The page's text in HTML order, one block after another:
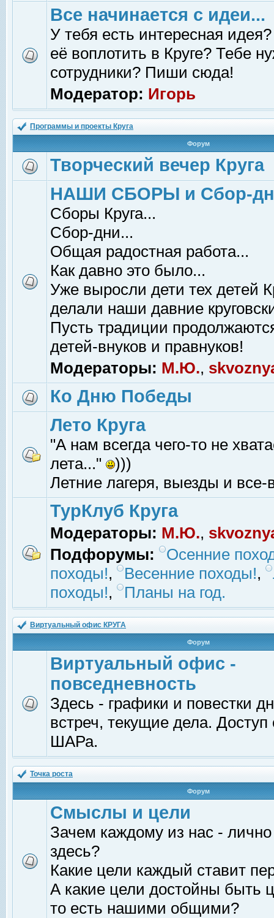
Все начинается с идеи...
У тебя есть интересная
её воплотить в Круге? Тебе
сотрудники? Пиши сюда!
Модератор: Игорь
Программы и проекты Круга
Форум
Творческий вечер Круга
НАШИ СБОРЫ и Сбор-
Сборы Круга...
Сбор-дни...
Общая радостная работа...
Как давно это было...
Уже выросли дети тех детей
делали наши давние
Пусть традиции
детей-внуков и правнуков!
Модераторы: М.Ю.,
Ко Дню Победы
Лето Круга
"А нам всегда чего-то не
лета..."
)))
Летние лагеря, выезды и все-
ТурКлуб Круга
Модераторы: М.Ю.,
Подфорумы:
Осенние
походы!, Весенние походы!,
походы!, Планы на год.
Виртуальный офис КРУГА
Форум
Виртуальный офис -
повседневность
Здесь - графики и повестки
встреч, текущие дела.
ШАРа.
Точка роста
Форум
Смыслы и цели
Зачем каждому из нас -
здесь?
Какие цели каждый ставит
А какие цели достойны быть
то есть нашими общими?